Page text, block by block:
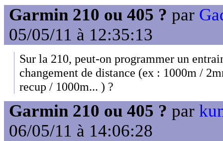
Garmin 210 ou 405 ? par
05/05/11 à 12:35:13
Sur la 210, peut-on programmer un
changement de distance (ex : 1000m /
recup / 1000m... ) ?
Garmin 210 ou 405 ? par
06/05/11 à 14:06:28